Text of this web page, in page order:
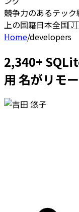
競争力のあるテック
上の国籍日本全国
Home/developers
2,340+
用 名がリモ